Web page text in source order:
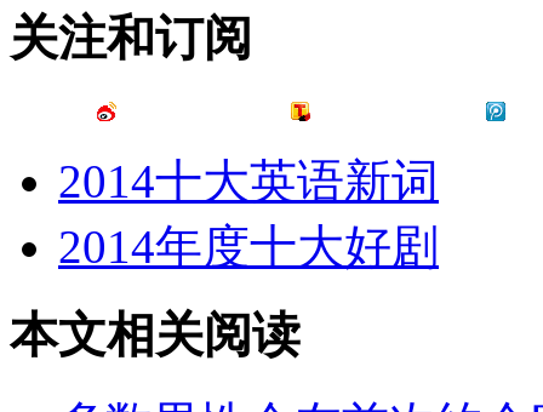
关注和订阅
2014十大英语新词
2014年度十大好剧
本文相关阅读